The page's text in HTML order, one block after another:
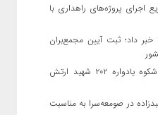
اجرای پروژه‌های راهداری با
داد؛ ثبت آیین مجمع‌بران
فرماندار صومعه‌سرا بر برگزاری باشکوه یادواره ۲۰۲ شهید ارتش
در صومعه‌سرا به مناسبت